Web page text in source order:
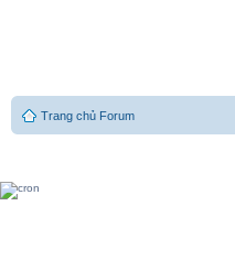
Trang chủ Forum